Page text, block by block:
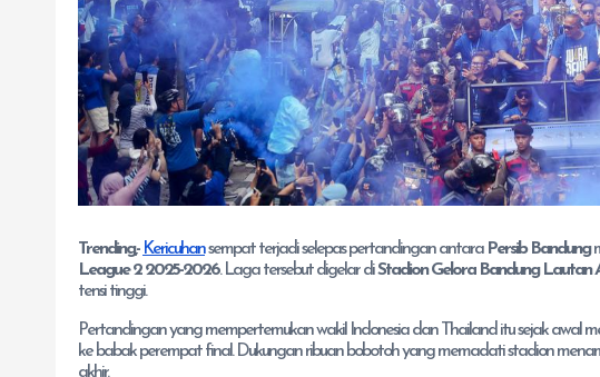
Trending,- Kericuhansempat terjadi selepas pertandingan antara Persib Bandung
League 2 2025-2026. Laga tersebut digelar diStadion Gelora Bandung Lautan
tensi tinggi.
Pertandingan yang mempertemukan wakil Indonesia dan Thailand itu sejak awal
ke babak perempat final. Dukungan ribuan bobotoh yang memadati stadion
akhir.